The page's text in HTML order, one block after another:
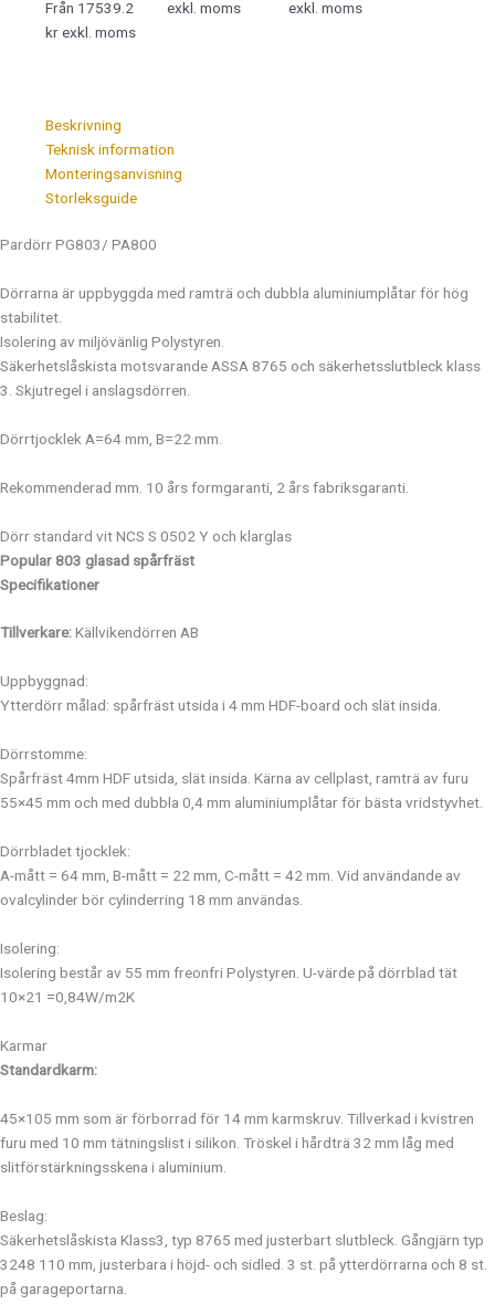
Från 17539.2
kr exkl. moms
exkl. moms exkl. moms
Beskrivning
Teknisk information
Monteringsanvisning
Storleksguide
Pardörr PG803/ PA800
Dörrarna är uppbyggda med ramträ och dubbla aluminiumplåtar för hög
stabilitet.
Isolering av miljövänlig Polystyren.
Säkerhetslåskista motsvarande ASSA 8765 och säkerhetsslutbleck klass
3. Skjutregel i anslagsdörren.
Dörrtjocklek A=64 mm, B=22 mm.
Rekommenderad mm. 10 års formgaranti, 2 års fabriksgaranti.
Dörr standard vit NCS S 0502 Y och klarglas
Popular 803 glasad spårfräst
Specifikationer
Tillverkare:Källvikendörren AB
Uppbyggnad:
Ytterdörr målad: spårfräst utsida i 4 mm HDF-board och slät insida.
Dörrstomme:
Spårfräst 4mm HDF utsida, slät insida. Kärna av cellplast, ramträ av furu
55×45 mm och med dubbla 0,4 mm aluminiumplåtar för bästa vridstyvhet.
Dörrbladet tjocklek:
A-mått = 64 mm, B-mått = 22 mm, C-mått = 42 mm. Vid användande av
ovalcylinder bör cylinderring 18 mm användas.
Isolering:
Isolering består av 55 mm freonfri Polystyren. U-värde på dörrblad tät
10×21 =0,84W/m2K
Karmar
Standardkarm:
45×105 mm som är förborrad för 14 mm karmskruv. Tillverkad i kvistren
furu med 10 mm tätningslist i silikon. Tröskel i hårdträ 32 mm låg med
slitförstärkningsskena i aluminium.
Beslag:
Säkerhetslåskista Klass3, typ 8765 med justerbart slutbleck. Gångjärn typ
3248 110 mm, justerbara i höjd- och sidled. 3 st. på ytterdörrarna och 8 st.
på garageportarna.